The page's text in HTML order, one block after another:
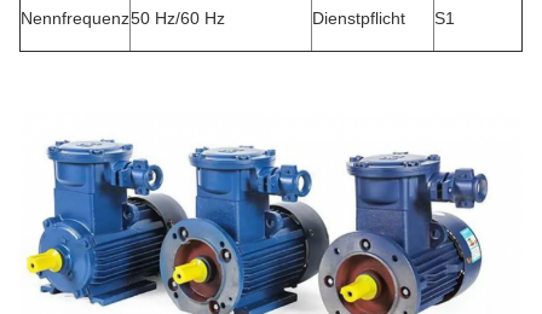
Nennfrequenz50 Hz/60 Hz Dienstpflicht S1